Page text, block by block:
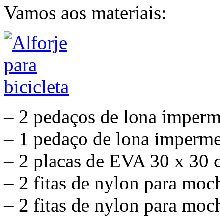
Vamos aos materiais:
– 2 pedaços de lona
– 1 pedaço de lona
– 2 placas de EVA 30 x 30
– 2 fitas de nylon para
– 2 fitas de nylon para